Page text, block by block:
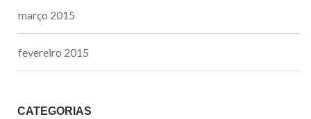
março 2015
fevereiro 2015
CATEGORIAS